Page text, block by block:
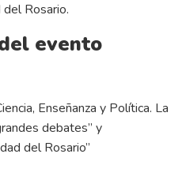
Rosario.
evento
Enseñanza y Política. La
debates” y
del Rosario”